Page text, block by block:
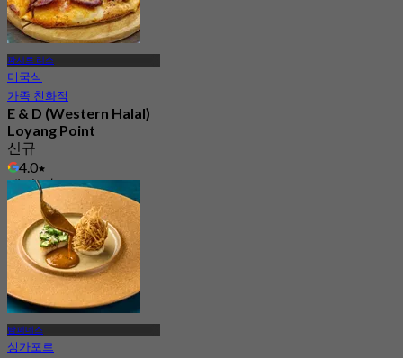
파시르 리스
미국식
가족 친화적
E & D (Western Halal)
Loyang Point
신규
4.0
에서S$ 16
탐피네스
싱가포르